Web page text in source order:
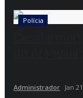
Polícia
Administrador Jan